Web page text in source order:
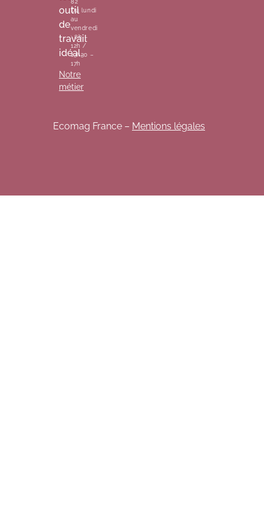
outil
de
travail
idéal.
Notre
métier
Du lundi
au
vendredi
: 8h –
12h /
13h30 –
17h
Ecomag France – Mentions légales